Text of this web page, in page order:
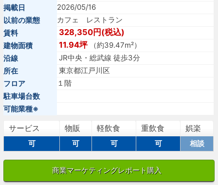
掲載日
2026/05/16
以前の業態
カフェ レストラン
賃料
328,350円(税込)
建物面積 11.94坪（約39.47m²）
沿線
JR中央・総武線 徒歩3分
所在
東京都江戸川区
フロア
１階
駐車場台数
可能業種※
サービス 物販 軽飲食 重飲食 娯楽
可 可 可 可 相談
商業マーケティングレポート購入